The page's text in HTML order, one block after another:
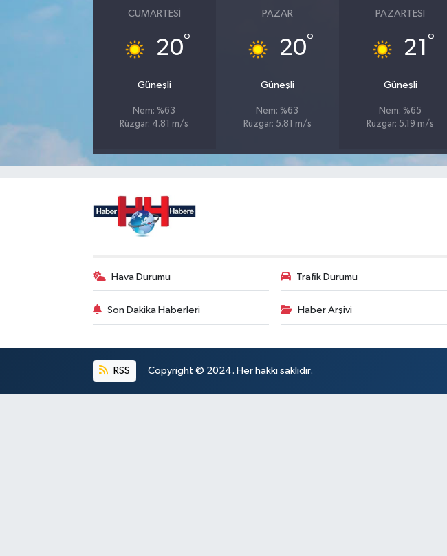
CUMARTESI
20°
Güneşli
Nem: %63
Rüzgar: 4.81 m/s
PAZAR
20°
Güneşli
Nem: %63
Rüzgar: 5.81 m/s
PAZARTESI
21 °
Güneşli
Nem: %65
Rüzgar: 5.19 m/s
Hava Durumu Trafik Durumu
Son Dakika Haberleri Haber Arşivi
RSS Copyright © 2024. Her hakkı saklıdır.